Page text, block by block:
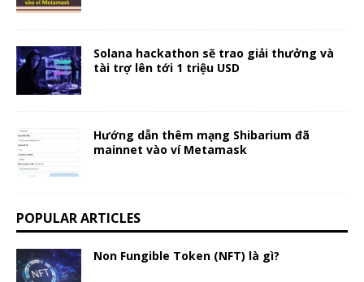
Solana hackathon sẽ trao giải thưởng và
tài trợ lên tới 1 triệu USD
Hướng dẫn thêm mạng Shibarium đã
mainnet vào ví Metamask
POPULAR ARTICLES
Non Fungible Token (NFT) là gì?